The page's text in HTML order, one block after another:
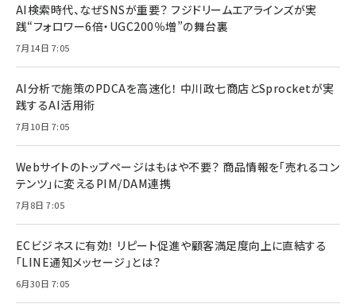
AI検索時代、なぜSNSが重要？ フジドリームエアラインズが実
践“フォロワー6倍・UGC200％増”の舞台裏
7月14日 7:05
AI分析で施策のPDCAを高速化！ 中川政七商店とSprocketが実
践するAI活用術
7月10日 7:05
Webサイトのトップページはもはや不要？ 商品情報を「売れるコン
テンツ」に変えるPIM/DAM連携
7月8日 7:05
ECビジネスに有効！ リピート促進や顧客満足度向上に直結する
「LINE通知メッセージ」とは？
6月30日 7:05